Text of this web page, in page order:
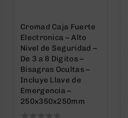
Cromad Caja Fuerte
Electronica – Alto
Nivel de Seguridad –
De 3 a 8 Digitos –
Bisagras Ocultas –
Incluye Llave de
Emergencia –
250x350x250mm